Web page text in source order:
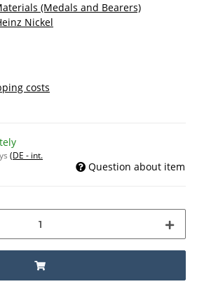
(Medals and Bearers)
Nickel
costs
(DE - int.
Question about item